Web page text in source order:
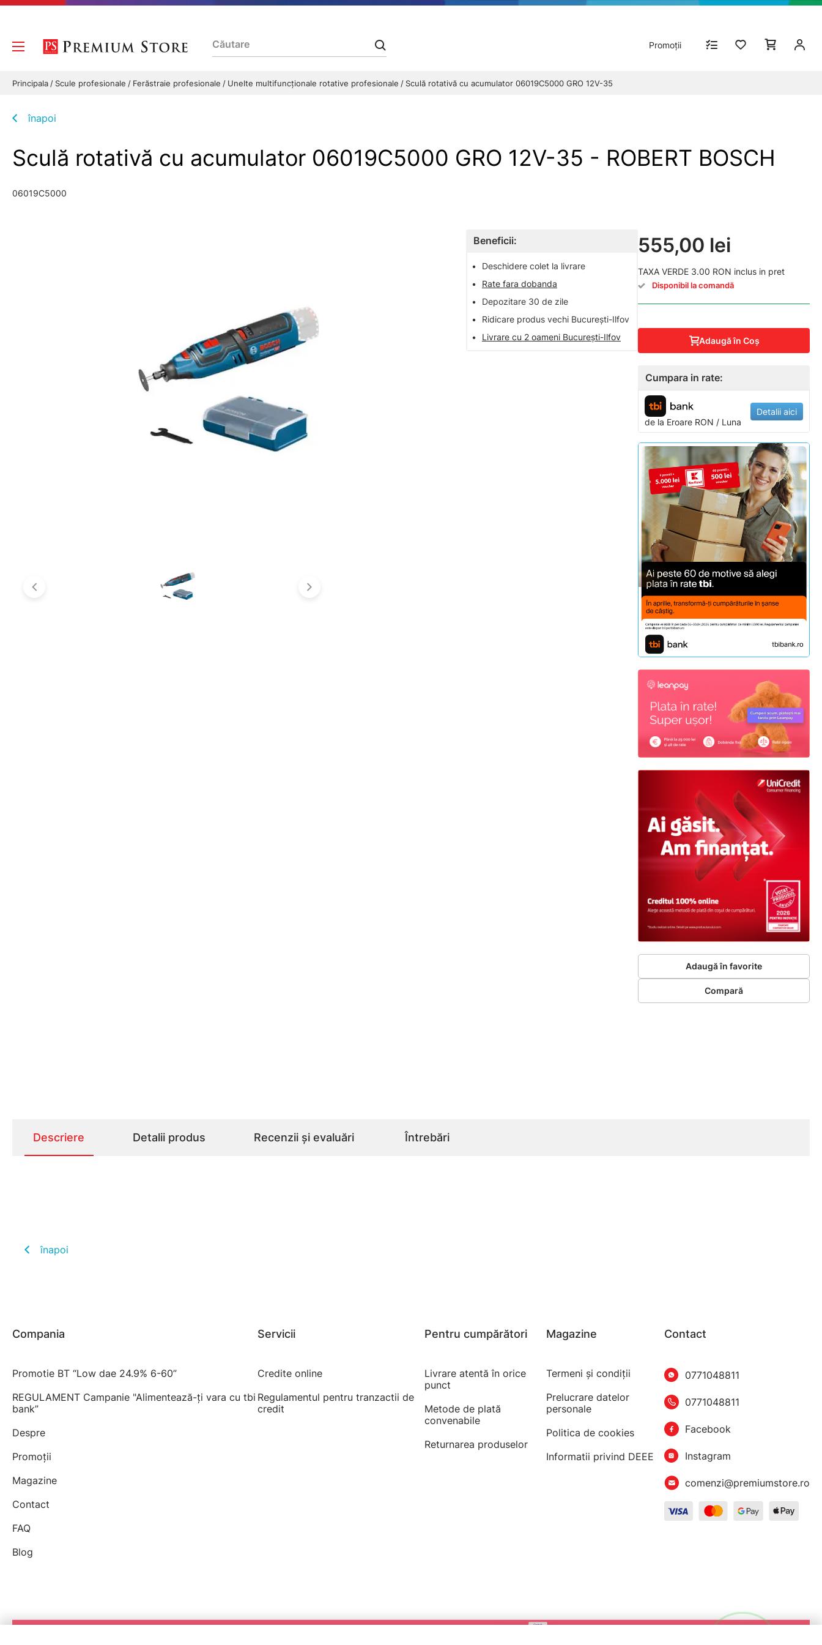
Promoții
Principala Scule profesionale Ferăstraie profesionale Unelte multifuncţionale rotative profesionale Sculă rotativă cu acumulator 06019C5000 GRO 12V-35
înapoi
Sculă rotativă cu acumulator 06019C5000 GRO 12V-35 - ROBERT BOSCH
06019C5000
Beneficii:
•
Deschidere colet la livrare
•
Rate fara dobanda
•
Depozitare 30 de zile
•
Ridicare produs vechi București-Ilfov
•
Livrare cu 2 oameni București-Ilfov
555,00 lei
TAXA VERDE 3.00 RON inclus in pret
Disponibil la comandă
Adaugă în Coş
Cumpara in rate:
de la Eroare RON / Luna
Detalii aici
Adaugă în favorite
Compară
Descriere Detalii produs Recenzii și evaluări Întrebări
înapoi
Compania
Promotie BT “Low dae 24.9% 6-60”
REGULAMENT Campanie "Alimentează-ți vara cu tbi
bank”
Despre
Promoții
Magazine
Contact
FAQ
Blog
Servicii
Credite online
Regulamentul pentru tranzactii de
credit
Pentru cumpărători
Livrare atentă în orice
punct
Metode de plată
convenabile
Returnarea produselor
Magazine
Termeni şi condiţii
Prelucrare datelor
personale
Politica de cookies
Informatii privind DEEE
Contact
0771048811
0771048811
Facebook
Instagram
comenzi@premiumstore.ro